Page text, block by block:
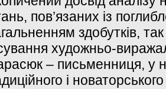
пов’язаних із
здобутків,
художньо-
– письменниця, у
і